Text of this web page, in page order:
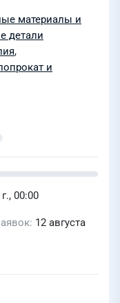
материалы и
детали
,
и
00:00
12 августа